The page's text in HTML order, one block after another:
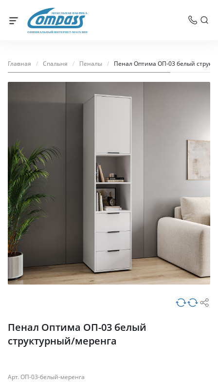
МЕБЕЛЬНАЯ ФАБРИКА
ОФИЦИАЛЬНЫЙ ИНТЕРНЕТ-МАГАЗИН
Главная / Спальня / Пеналы / Пенал Оптима ОП-03 белый
Пенал Оптима ОП-03 белый
структурный/меренга
Арт. ОП-03-белый-меренга